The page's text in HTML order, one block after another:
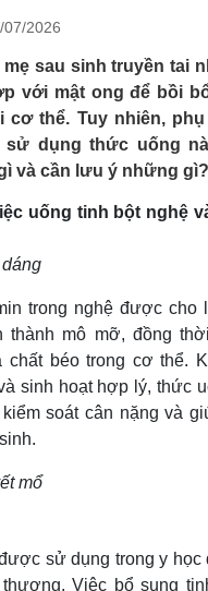
2026
mẹ sau sinh truyền tai
với mật ong để bồi
cơ thể. Tuy nhiên,
dụng thức uống
và cần lưu ý những gì?
uống tinh bột nghệ
trong nghệ được cho
thành mô mỡ, đồng
chất béo trong cơ thể.
sinh hoạt hợp lý, thức
soát cân nặng và
mổ
sử dụng trong y học
Việc bổ sung